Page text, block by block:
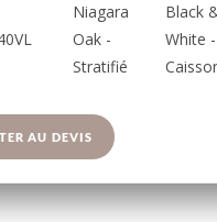
Niagara
Oak -
Stratifié
Black
White -
AU DEVIS